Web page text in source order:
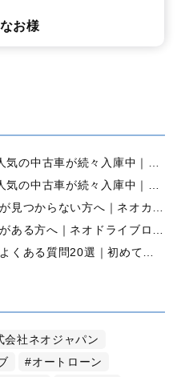
お様
【最新在庫入荷】札幌・函館で人気の中古車が続々入庫中｜早い者勝ち！【ダイハツ ミラココア660プラスX 4WD】
【最新在庫入荷】札幌・函館で人気の中古車が続々入庫中｜早い者勝ち！【ホンダ N-BOX660カスタムG Lパッケージ 4WD】
【2026年最新版】希望の中古車が見つからない方へ｜ネオカーオーダーで理想の一台を全国からお探しします
【2026年最新版】ローンに不安がある方へ｜ネオドライブローンの窓口で新しいカーライフをサポート
【2026年最新版】中古車購入でよくある質問20選｜初めての方でも失敗しない完全ガイド【札幌・北海道対応】
会社ネオジャパン
オートローン